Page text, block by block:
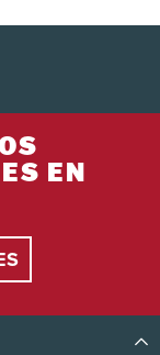
EN